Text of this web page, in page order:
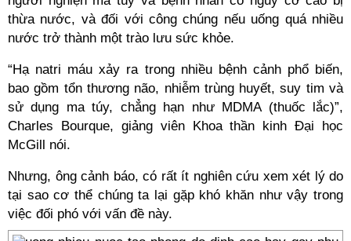
thừa nước, và đối với công chúng nếu uống quá nhiều
nước trở thành một trào lưu sức khỏe.
“Hạ natri máu xảy ra trong nhiều bệnh cảnh phổ biến,
bao gồm tổn thương não, nhiễm trùng huyết, suy tim và
sử dụng ma túy, chẳng hạn như MDMA (thuốc lắc)”,
Charles Bourque, giảng viên Khoa thần kinh Đại học
McGill nói.
Nhưng, ông cảnh báo, có rất ít nghiên cứu xem xét lý do
tại sao cơ thể chúng ta lại gặp khó khăn như vậy trong
việc đối phó với vấn đề này.